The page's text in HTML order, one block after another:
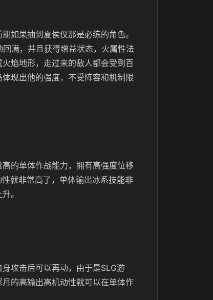
如果抽到夏侯仪那是必练的角色。
满，并且获得增益状态，火属性法
焰地形，走过来的敌人都会受到百
现出他的强度，不受阵容和机制限
的单体作战能力，拥有高强度位移
就非常高了，单体输出冰系技能非
。
攻击后可以再动，由于是SLG游
的高输出高机动性就可以在单体作